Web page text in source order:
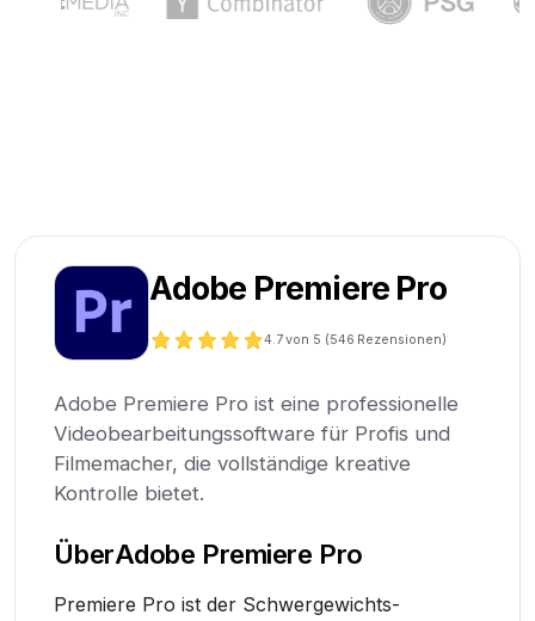
Adobe Premiere Pro
4.7von 5 (546 Rezensionen)
Adobe Premiere Pro ist eine professionelle
Videobearbeitungssoftware für Profis und
Filmemacher, die vollständige kreative
Kontrolle bietet.
ÜberAdobe Premiere Pro
Premiere Pro ist der Schwergewichts-